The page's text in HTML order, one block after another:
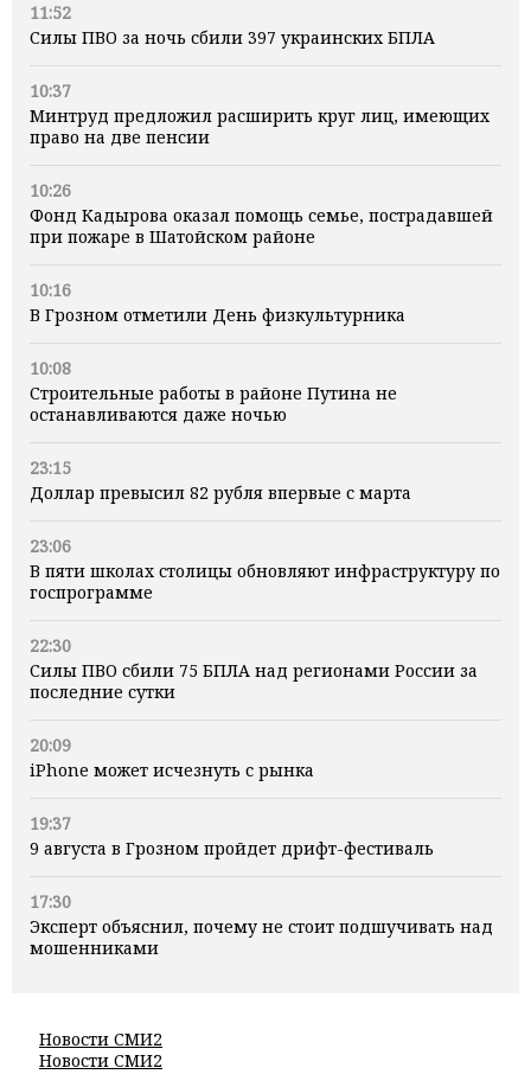
11:52
Силы ПВО за ночь сбили 397 украинских БПЛА
10:37
Минтруд предложил расширить круг лиц, имеющих
право на две пенсии
10:26
Фонд Кадырова оказал помощь семье, пострадавшей
при пожаре в Шатойском районе
10:16
В Грозном отметили День физкультурника
10:08
Строительные работы в районе Путина не
останавливаются даже ночью
23:15
Доллар превысил 82 рубля впервые с марта
23:06
В пяти школах столицы обновляют инфраструктуру по
госпрограмме
22:30
Силы ПВО сбили 75 БПЛА над регионами России за
последние сутки
20:09
iPhone может исчезнуть с рынка
19:37
9 августа в Грозном пройдет дрифт-фестиваль
17:30
Эксперт объяснил, почему не стоит подшучивать над
мошенниками
Новости СМИ2
Новости СМИ2